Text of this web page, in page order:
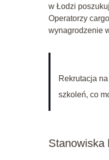
w Łodzi
Operatorzy
wynagrodzenie
Rekrutacja
szkoleń, co
Stanowiska